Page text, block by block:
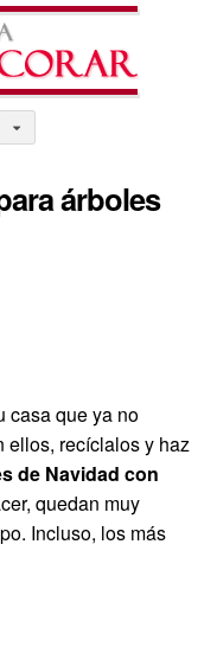
árboles
casa que ya no
ellos, recíclalos y haz
de Navidad con
quedan muy
Incluso, los más